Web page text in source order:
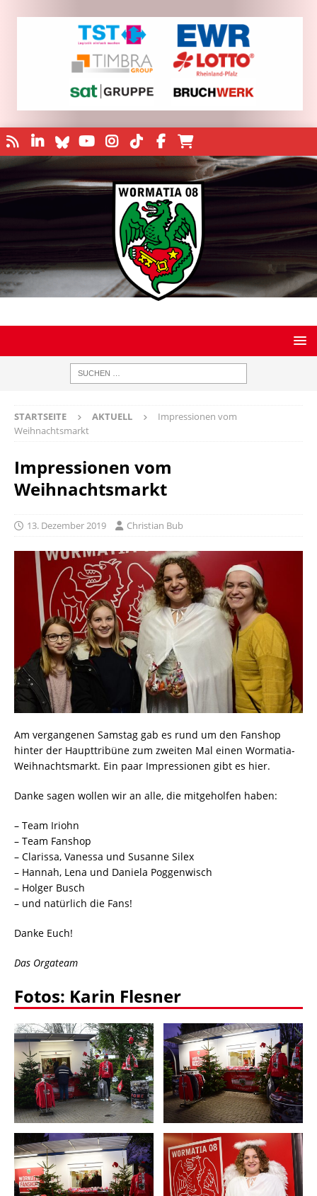
STARTSEITE AKTUELL
Impressionen vom
Weihnachtsmarkt
Impressionen vom
Weihnachtsmarkt
13. Dezember 2019 Christian Bub
Am vergangenen Samstag gab es rund um den Fanshop
hinter der Haupttribüne zum zweiten Mal einen Wormatia-
Weihnachtsmarkt. Ein paar Impressionen gibt es hier.
Danke sagen wollen wir an alle, die mitgeholfen haben:
– Team Iriohn
– Team Fanshop
– Clarissa, Vanessa und Susanne Silex
– Hannah, Lena und Daniela Poggenwisch
– Holger Busch
– und natürlich die Fans!
Danke Euch!
Das Orgateam
Fotos: Karin Flesner